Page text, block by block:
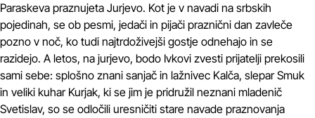
Paraskeva praznujeta Jurjevo. Kot je v navadi na srbskih
pojedinah, se ob pesmi, jedači in pijači praznični dan zavleče
pozno v noč, ko tudi najtrdoživejši gostje odnehajo in se
razidejo. A letos, na jurjevo, bodo Ivkovi zvesti prijatelji prekosili
sami sebe: splošno znani sanjač in lažnivec Kalča, slepar Smuk
in veliki kuhar Kurjak, ki se jim je pridružil neznani mladenič
Svetislav, so se odločili uresničiti stare navade praznovanja